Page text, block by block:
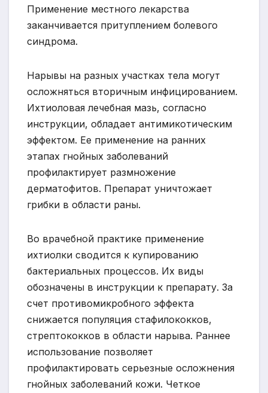
Применение местного лекарства
заканчивается притуплением болевого
синдрома.
Нарывы на разных участках тела могут
осложняться вторичным инфицированием.
Ихтиоловая лечебная мазь, согласно
инструкции, обладает антимикотическим
эффектом. Ее применение на ранних
этапах гнойных заболеваний
профилактирует размножение
дерматофитов. Препарат уничтожает
грибки в области раны.
Во врачебной практике применение
ихтиолки сводится к купированию
бактериальных процессов. Их виды
обозначены в инструкции к препарату. За
счет противомикробного эффекта
снижается популяция стафилококков,
стрептококков в области нарыва. Раннее
использование позволяет
профилактировать серьезные осложнения
гнойных заболеваний кожи. Четкое